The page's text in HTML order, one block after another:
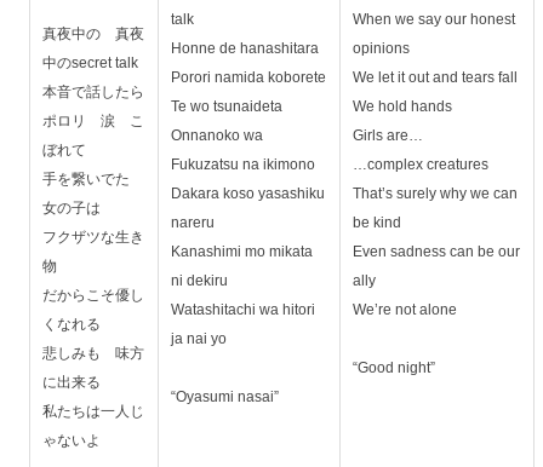
真夜中の 真夜
中のsecret talk
本音で話したら
ポロリ 涙 こ
ぼれて
手を繋いでた
女の子は
フクザツな生き
物
だからこそ優し
くなれる
悲しみも 味方
に出来る
私たちは一人じ
ゃないよ
talk
Honne de hanashitara
Porori namida koborete
Te wo tsunaideta
Onnanoko wa
Fukuzatsu na ikimono
Dakara koso yasashiku
nareru
Kanashimi mo mikata
ni dekiru
Watashitachi wa hitori
ja nai yo
“Oyasumi nasai”
When we say our honest
opinions
We let it out and tears fall
We hold hands
Girls are…
…complex creatures
That’s surely why we can
be kind
Even sadness can be our
ally
We’re not alone
“Good night”